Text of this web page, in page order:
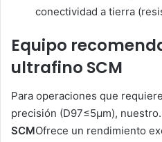
conectividad a tierra
Equipo
ultrafino SCM
Para operaciones que
precisión (D97≤5μm),
SCMOfrece un rendimiento